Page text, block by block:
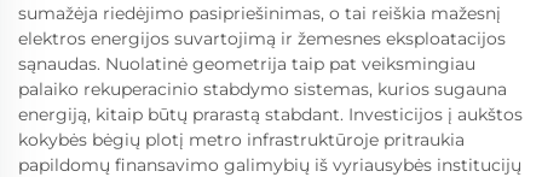
sumažėja riedėjimo pasipriešinimas, o tai reiškia mažesnį
elektros energijos suvartojimą ir žemesnes eksploatacijos
sąnaudas. Nuolatinė geometrija taip pat veiksmingiau
palaiko rekuperacinio stabdymo sistemas, kurios sugauna
energiją, kitaip būtų prarastą stabdant. Investicijos į aukštos
kokybės bėgių plotį metro infrastruktūroje pritraukia
papildomų finansavimo galimybių iš vyriausybės institucijų